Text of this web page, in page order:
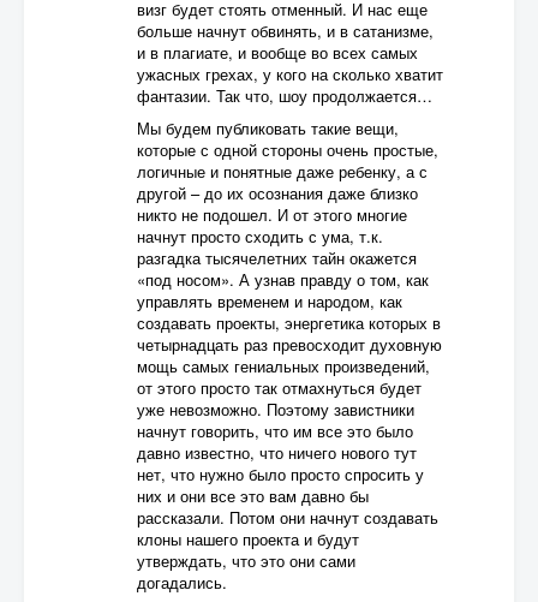
визг будет стоять отменный. И нас еще
больше начнут обвинять, и в сатанизме,
и в плагиате, и вообще во всех самых
ужасных грехах, у кого на сколько хватит
фантазии. Так что, шоу продолжается…
Мы будем публиковать такие вещи,
которые с одной стороны очень простые,
логичные и понятные даже ребенку, а с
другой – до их осознания даже близко
никто не подошел. И от этого многие
начнут просто сходить с ума, т.к.
разгадка тысячелетних тайн окажется
«под носом». А узнав правду о том, как
управлять временем и народом, как
создавать проекты, энергетика которых в
четырнадцать раз превосходит духовную
мощь самых гениальных произведений,
от этого просто так отмахнуться будет
уже невозможно. Поэтому завистники
начнут говорить, что им все это было
давно известно, что ничего нового тут
нет, что нужно было просто спросить у
них и они все это вам давно бы
рассказали. Потом они начнут создавать
клоны нашего проекта и будут
утверждать, что это они сами
догадались.